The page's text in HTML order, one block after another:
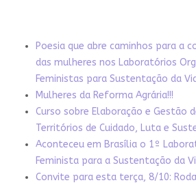
Poesia que abre caminhos para a
das mulheres nos Laboratórios
Feministas para Sustentação da
Mulheres da Reforma Agrária!!!
Curso sobre Elaboração e Gestão
Territórios de Cuidado, Luta e
Aconteceu em Brasília o 1º
Feminista para a Sustentação da
Convite para esta terça, 8/10: